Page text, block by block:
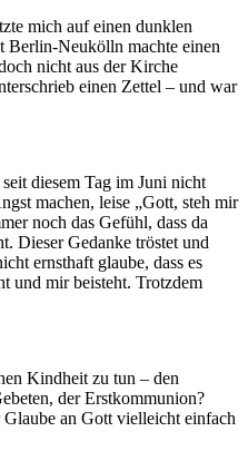
mich auf einen dunklen
Berlin-Neukölln machte einen
nicht aus der Kirche
einen Zettel – und war
diesem Tag im Juni nicht
machen, leise „Gott, steh mir
noch das Gefühl, dass da
Dieser Gedanke tröstet und
ernsthaft glaube, dass es
und mir beisteht. Trotzdem
Kindheit zu tun – den
der Erstkommunion?
Glaube an Gott vielleicht einfach